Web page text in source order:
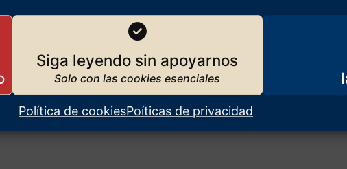
Siga leyendo sin apoyarnos
Política de cookiesPoíticas de privacidad